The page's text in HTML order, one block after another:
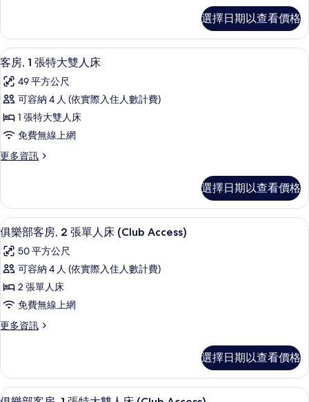
片
床
的
所
有
相
片
2
張
單
床
的
情
選擇日期以查看價格
顯
示
客
房,
1
張
特
雙
人
床
的
所
有
相
片
1 間臥室、迷你吧、客房內保險箱、書
4
客房, 1 張特大雙人床
49 平方公尺
可容納 4 人 (依實際入住人數計費)
1 張特大雙人床
免費無線上網
更多資訊
更
1
張
特
雙
人
的
詳
選擇日期以查看價格
顯
示
俱
樂
部
客
房,
張
單
1 間臥室、迷你吧、客房內保險箱、書
5
俱樂部客房, 2 張單人床 (Club Access)
50 平方公尺
可容納 4 人 (依實際入住人數計費)
2 張單人床
免費無線上網
更多資訊
更
部
客
房,
選擇日期以查看價格
顯 1 間臥室、迷你吧、客房內保險箱、書
3